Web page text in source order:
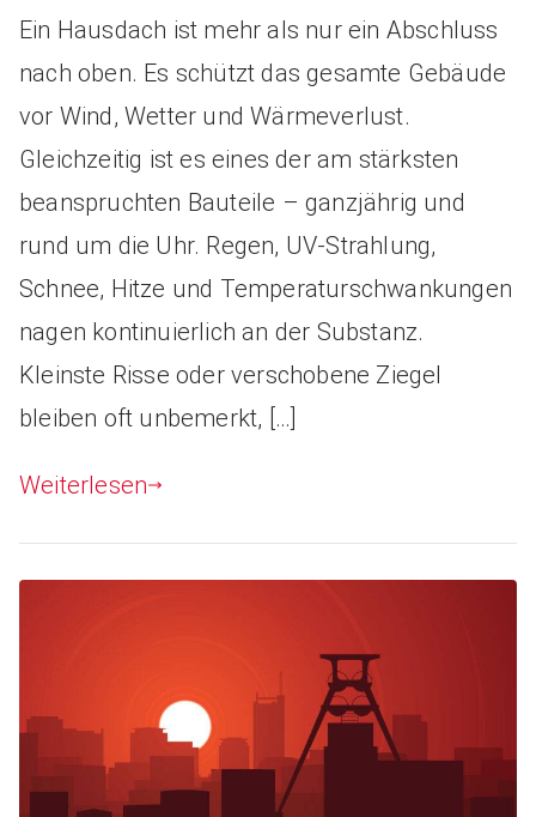
Ein Hausdach ist mehr als nur ein Abschluss
nach oben. Es schützt das gesamte Gebäude
vor Wind, Wetter und Wärmeverlust.
Gleichzeitig ist es eines der am stärksten
beanspruchten Bauteile – ganzjährig und
rund um die Uhr. Regen, UV-Strahlung,
Schnee, Hitze und Temperaturschwankungen
nagen kontinuierlich an der Substanz.
Kleinste Risse oder verschobene Ziegel
bleiben oft unbemerkt, […]
Weiterlesen